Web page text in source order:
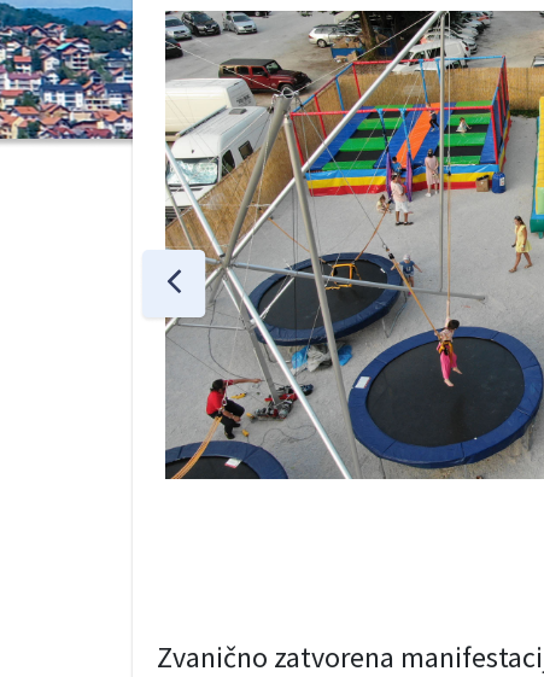
Zvanično zatvorena